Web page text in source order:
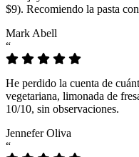
$9). Recomiendo la pasta
Mark Abell
“
He perdido la cuenta de
vegetariana, limonada de
10/10, sin observaciones.
Jennefer Oliva
“